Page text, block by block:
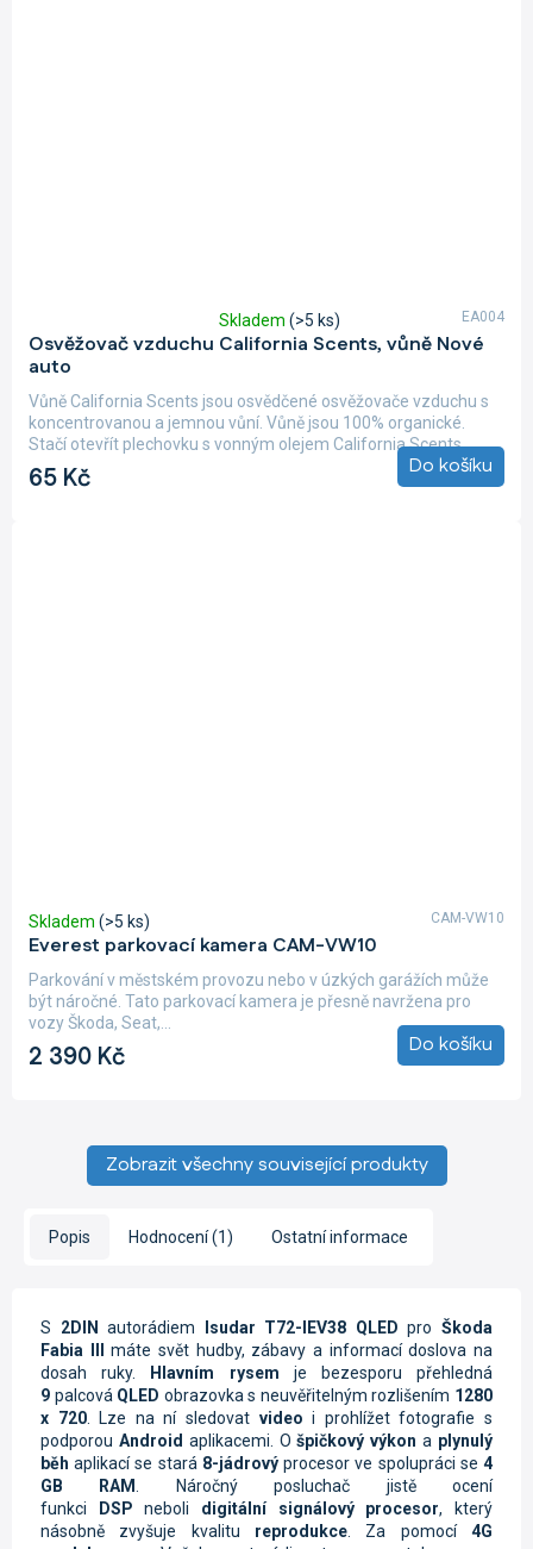
Osvěžovač vzduchu California Scents, vůně Nové
auto
hodnocení
produktu
je
4,0
z
hvězdiček.
Skladem (>5 ks)
65 Kč Do košíku
Vůně California Scents jsou osvědčené osvěžovače vzduchu s
koncentrovanou a jemnou vůní. Vůně jsou 100% organické.
Stačí otevřít plechovku s vonným olejem California Scents,...
EA004
Everest parkovací kamera CAM-VW10
Skladem (>5 ks)
2 390 Kč Do košíku
Parkování v městském provozu nebo v úzkých garážích může
být náročné. Tato parkovací kamera je přesně navržena pro
vozy Škoda, Seat,...
CAM-VW10
Zobrazit všechny související produkty
Popis Hodnocení (1) Ostatní informace
S 2DIN autorádiem Isudar T72-IEV38 QLEDpro Škoda
Fabia III
máte svět hudby, zábavy a informací doslova na
dosah ruky.
Hlavním rysem je bezesporu přehledná
9 palcová QLED obrazovka s neuvěřitelným rozlišením 1280
x 720. Lze na ní sledovat video i prohlížet fotografie s
podporou Android aplikacemi. Ošpičkový výkon a plynulý
běhaplikací se stará 8-jádrovýprocesor ve spolupráci se4
GB RAM
. Náročný posluchač jistě ocení
funkci
DSP neboli digitální signálový procesor, který
násobně zvyšuje kvalitu reprodukce . Za pomocí 4G